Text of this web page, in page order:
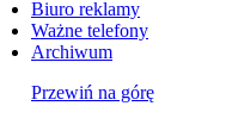
Biuro reklamy
Ważne telefony
Archiwum
Przewiń na górę